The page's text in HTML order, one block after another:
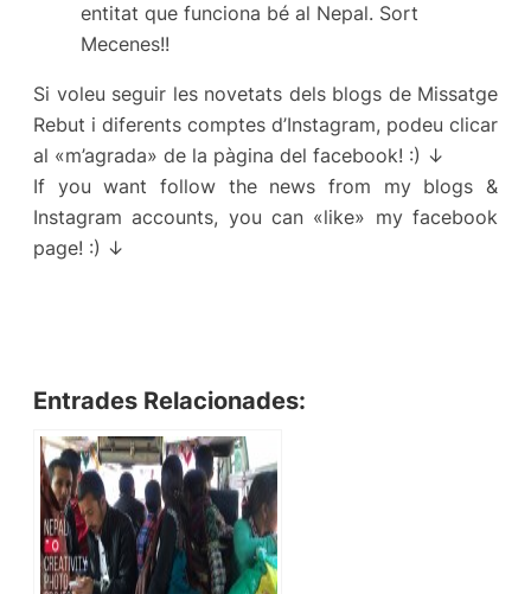
entitat que funciona bé al Nepal. Sort
Mecenes!!
Si voleu seguir les novetats dels blogs de Missatge
Rebut i diferents comptes d’Instagram, podeu clicar
al «m’agrada» de la pàgina del facebook! :) ↓
If you want follow the news from my blogs &
Instagram accounts, you can «like» my facebook
page! :) ↓
Entrades Relacionades: